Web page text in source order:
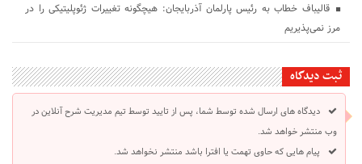
قالیباف خطاب به رئیس پارلمان آذربایجان: هیچگونه تغییرات ژئوپلیتیکی را در
مرز نمی‌پذیریم
ثبت دیدگاه
دیدگاه های ارسال شده توسط شما، پس از تایید توسط تیم مدیریت شرح آنلاین در
وب منتشر خواهد شد.
پیام هایی که حاوی تهمت یا افترا باشد منتشر نخواهد شد.